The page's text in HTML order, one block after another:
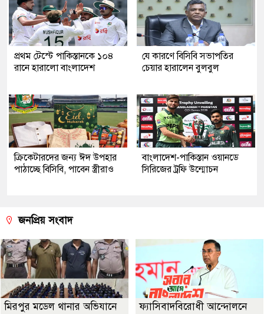
প্রথম টেস্টে পাকিস্তানকে ১০৪
রানে হারালো বাংলাদেশ
যে কারণে বিসিবি সভাপতির
চেয়ার হারালেন বুলবুল
ক্রিকেটারদের জন্য ঈদ উপহার
পাঠাচ্ছে বিসিবি, পাবেন স্ত্রীরাও
বাংলাদেশ-পাকিস্তান ওয়ানডে
সিরিজের ট্রফি উন্মোচন
জনপ্রিয় সংবাদ
মিরপুর মডেল থানার অভিযানে
ফ্যাসিবাদবিরোধী আন্দোলনে